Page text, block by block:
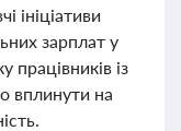
ініціативи
зарплат у
працівників із
вплинути на